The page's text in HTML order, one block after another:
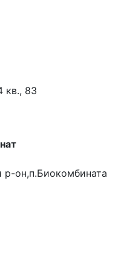
кв., 83
он,п.Биокомбината